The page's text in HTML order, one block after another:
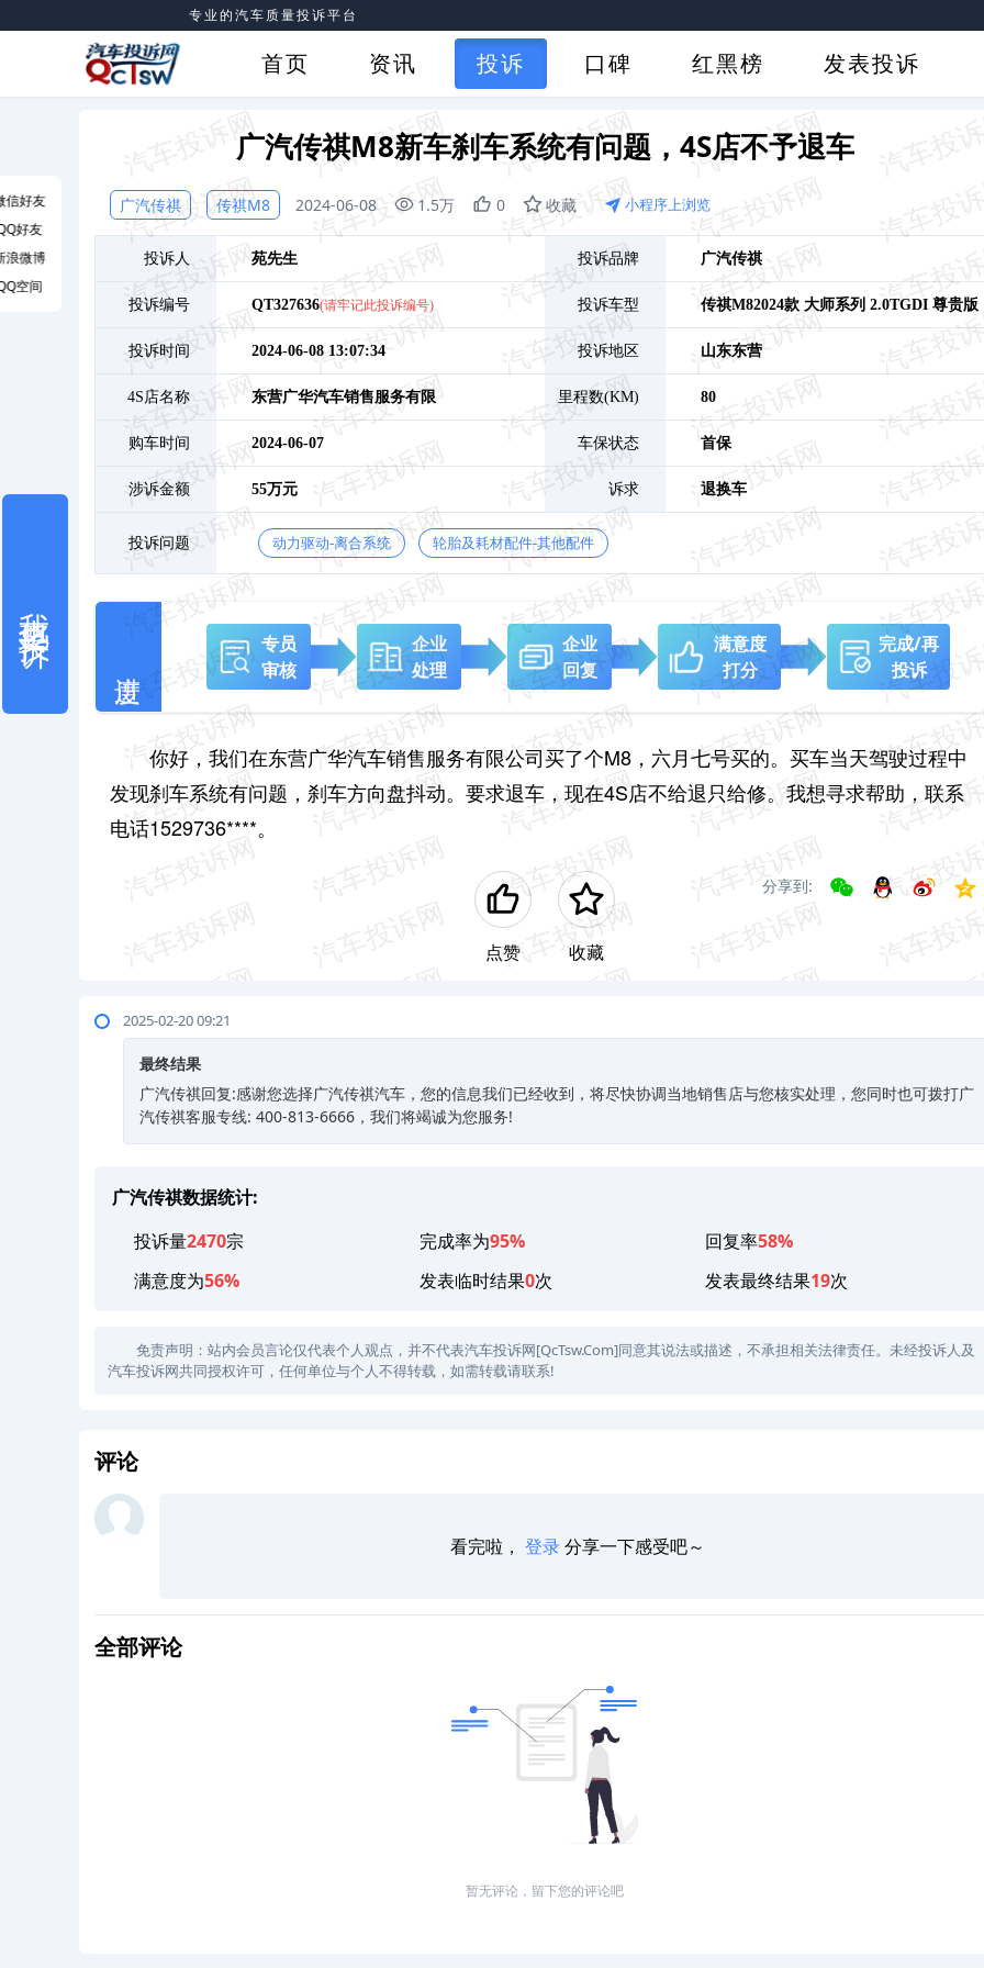
专业的汽车质量投诉平台
首页 资讯 投诉 口碑 红黑榜 发表投诉
广汽传祺M8新车刹车系统有问题，4S店不予退车
广汽传祺 传祺M8 2024-06-08 1.5万 0 收藏 小程序上浏览
投诉人 苑先生 投诉品牌 广汽传祺
投诉编号 QT327636(请牢记此投诉编号) 投诉车型 传祺M82024款 大师系列 2.0TGDI 尊贵版
投诉时间 2024-06-08 13:07:34 投诉地区 山东东营
4S店名称 东营广华汽车销售服务有限 里程数(KM) 80
购车时间 2024-06-07 车保状态 首保
涉诉金额 55万元 诉求 退换车
投诉问题 动力驱动-离合系统 轮胎及耗材配件-其他配件
专员
审核
企业
处理
企业
回复
满意度
打分
完成/再
投诉
你好，我们在东营广华汽车销售服务有限公司买了个M8，六月七号买的。买车当天驾驶过程中
发现刹车系统有问题，刹车方向盘抖动。要求退车，现在4S店不给退只给修。我想寻求帮助，联系
电话1529736****。
点赞 收藏
分享到:
2025-02-20 09:21
最终结果
广汽传祺回复:感谢您选择广汽传祺汽车，您的信息我们已经收到，将尽快协调当地销售店与您核实处理，您同时也可拨打广
汽传祺客服专线: 400-813-6666，我们将竭诚为您服务!
广汽传祺数据统计:
投诉量2470宗 完成率为95% 回复率58%
满意度为56% 发表临时结果0次 发表最终结果19次
免责声明：站内会员言论仅代表个人观点，并不代表汽车投诉网[QcTsw.Com]同意其说法或描述，不承担相关法律责任。未经投诉人及
汽车投诉网共同授权许可，任何单位与个人不得转载，如需转载请联系!
评论
看完啦， 登录分享一下感受吧～
全部评论
暂无评论，留下您的评论吧
信好友
好友
浪微博
空间